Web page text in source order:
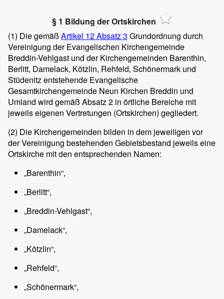
§ 1 Bildung der Ortskirchen
(1) Die gemäß Artikel 12 Absatz 3 Grundordnung durch
Vereinigung der Evangelischen Kirchengemeinde
Breddin-Vehlgast und der Kirchengemeinden Barenthin,
Berlitt, Damelack, Kötzlin, Rehfeld, Schönermark und
Stüdenitz entstehende Evangelische
Gesamtkirchengemeinde Neun Kirchen Breddin und
Umland wird gemäß Absatz 2 in örtliche Bereiche mit
jeweils eigenen Vertretungen (Ortskirchen) gegliedert.
(2) Die Kirchengemeinden bilden in dem jeweiligen vor
der Vereinigung bestehenden Gebietsbestand jeweils eine
Ortskirche mit den entsprechenden Namen:
„Barenthin“,
„Berlitt“,
„Breddin-Vehlgast“,
„Damelack“,
„Kötzlin“,
„Rehfeld“,
„Schönermark“,